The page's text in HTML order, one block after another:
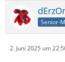
Senior-
2. Juni 2025 um